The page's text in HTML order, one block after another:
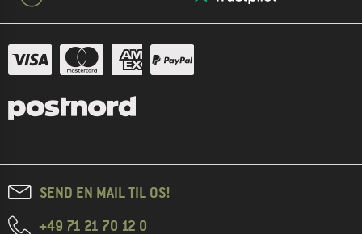
SEND EN MAIL TIL OS!
+49 71 21 70 12 0